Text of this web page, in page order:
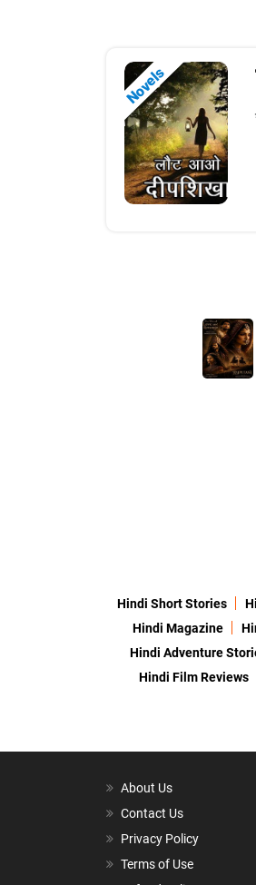
Novels
Hindi Short Stories
Hindi Magazine
Hindi Adventure
Hindi Film Reviews
About Us
Contact Us
Privacy Policy
Terms of Use